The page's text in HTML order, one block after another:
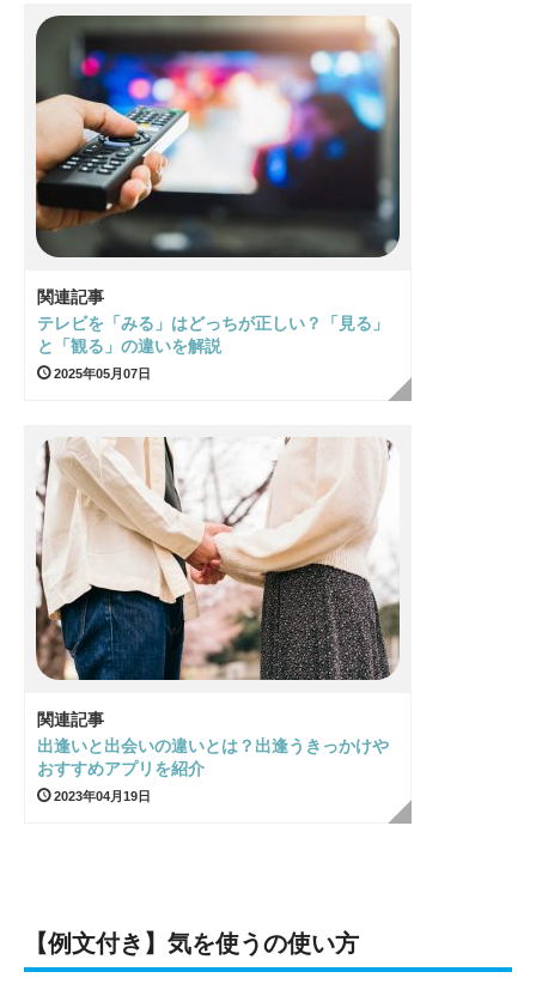
関連記事
テレビを「みる」はどっちが正しい？「見る」
と「観る」の違いを解説
2025年05月07日
関連記事
出逢いと出会いの違いとは？出逢うきっかけや
おすすめアプリを紹介
2023年04月19日
【例文付き】気を使うの使い方